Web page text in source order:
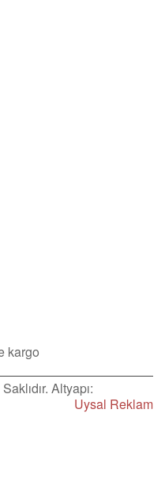
Altyapı:
Uysal Reklam